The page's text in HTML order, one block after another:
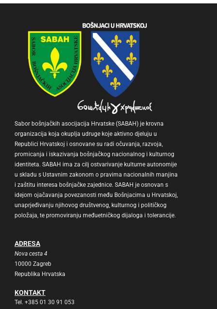
Sabor bošnjačkih asocijacija Hrvatske (SABAH) je krovna
organizacija koja okuplja udruge koje aktivno djeluju u
Republici Hrvatskoj i osnovane su radi očuvanja, razvoja,
promicanja i iskazivanja bošnjačkog nacionalnog i kulturnog
identiteta. SABAH ima za cilj ostvarivanje kulturne autonomije
u skladu s Ustavnim zakonom o pravima nacionalnih manjina
i zaštitu interesa bošnjačke zajednice. SABAH je osnovan s
idejom ojačavanja povezanosti među Bošnjacima u Hrvatskoj,
unaprjeđivanju njihovog društvenog, kulturnog i političkog
položaja, te promoviranju međuetničkog dijaloga i tolerancije.
ADRESA
Nova cesta 4
10000 Zagreb
Republika Hrvatska
KONTAKT
Tel. +385 01 30 91 053